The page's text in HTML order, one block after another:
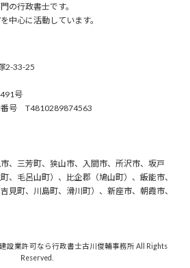
の行政書士です。
中心に活動しています。
2-33-25
号
番号 T4810289874563
、三芳町、狭山市、入間市、所沢市、坂戸
、毛呂山町）、比企郡（鳩山町）、飯能市、
見町、川島町、滑川町）、新座市、朝霞市、
設業許可なら行政書士古川俊輔事務所 All Rights
Reserved.